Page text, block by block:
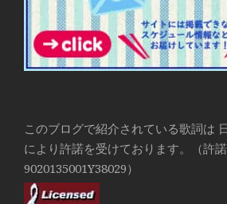
このブログで紹介されている歌詞は
により許諾を受けております。（許
9020135001Y38029）